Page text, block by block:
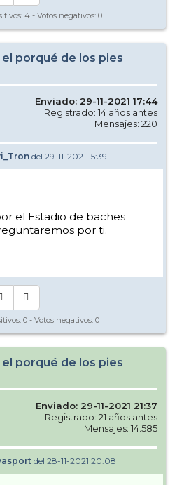
4 - Votos negativos: 0
porqué de los pies
Enviado: 29-11-2021 17:44
Registrado: 14 años antes
Mensajes: 220
del 29-11-2021 15:39
el Estadio de baches
por ti.
0 - Votos negativos: 0
porqué de los pies
Enviado: 29-11-2021 21:37
Registrado: 21 años antes
Mensajes: 14.585
del 28-11-2021 20:08